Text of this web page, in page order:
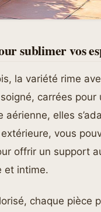
sublimer vos
la variété rime
carrées
elles
vous
offrir un support
et intime.
chaque pièce